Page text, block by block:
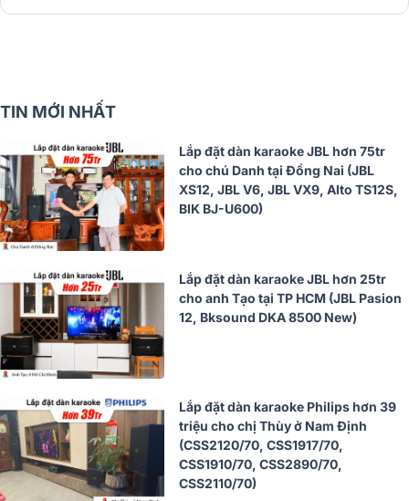
TIN MỚI NHẤT
Lắp đặt dàn karaoke JBL hơn 75tr
cho chú Danh tại Đồng Nai (JBL
XS12, JBL V6, JBL VX9, Alto TS12S,
BIK BJ-U600)
Lắp đặt dàn karaoke JBL hơn 25tr
cho anh Tạo tại TP HCM (JBL Pasion
12, Bksound DKA 8500 New)
Lắp đặt dàn karaoke Philips hơn 39
triệu cho chị Thùy ở Nam Định
(CSS2120/70, CSS1917/70,
CSS1910/70, CSS2890/70,
CSS2110/70)